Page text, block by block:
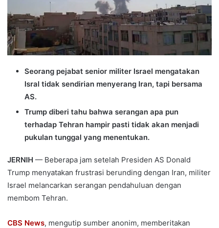
Seorang pejabat senior militer Israel mengatakan
Isral tidak sendirian menyerang Iran, tapi bersama
AS.
Trump diberi tahu bahwa serangan apa pun
terhadap Tehran hampir pasti tidak akan menjadi
pukulan tunggal yang menentukan.
JERNIH — Beberapa jam setelah Presiden AS Donald
Trump menyatakan frustrasi berunding dengan Iran, militer
Israel melancarkan serangan pendahuluan dengan
membom Tehran.
CBS News, mengutip sumber anonim, memberitakan